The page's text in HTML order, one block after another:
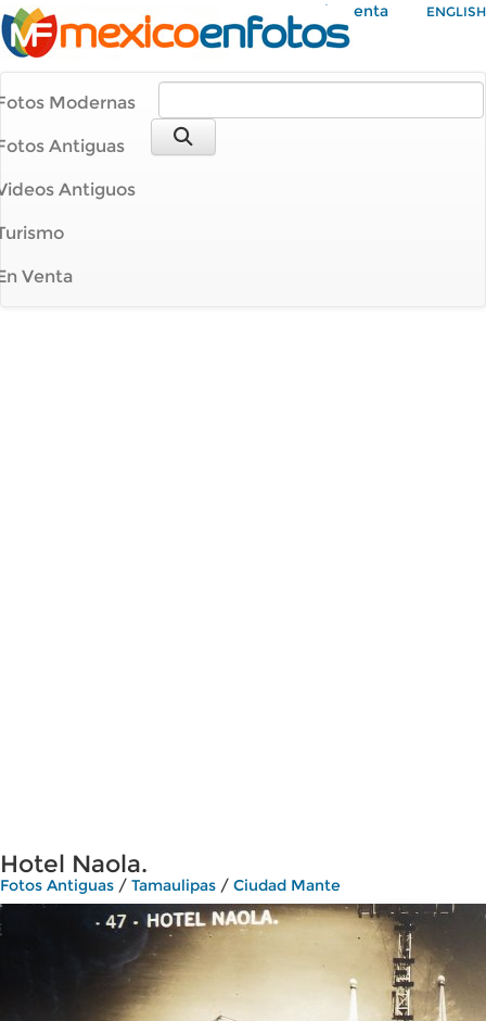
Mi Cuenta ENGLISH
Modernas
Antiguas
Antiguos
Venta
Hotel Naola.
Fotos Antiguas / Tamaulipas / Ciudad Mante